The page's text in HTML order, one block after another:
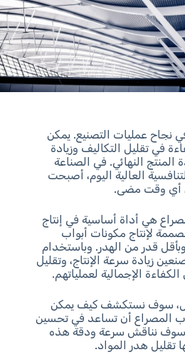
نجاح عمليات التصنيع. يمكن
في تقليل التكاليف وزيادة
المنتج النهائي. في الصناعة
العالية اليوم، أصبحت
أي وقت مضى.
هي أداة أساسية في إنتاج
لإنتاج مكونات أبواب
قدر من الهدر. وباستخدام
زيادة سرعة الإنتاج، وتقليل
الإجمالية لعملياتهم.
سوف نستكشف كيف يمكن
المصراع أن تساعد في تحسين
وسوف نناقش سرعة ودقة هذه
تقليل هدر المواد.